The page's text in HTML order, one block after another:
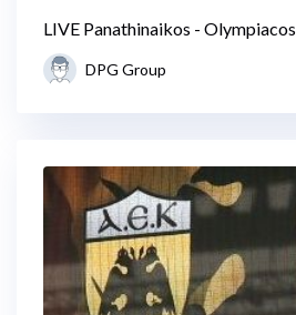
LIVE Panathinaikos - Olympiacos
DPG Group